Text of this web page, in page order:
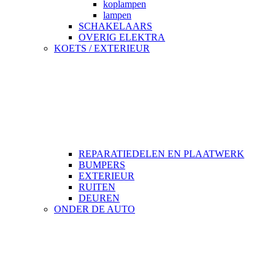
koplampen
lampen
SCHAKELAARS
OVERIG ELEKTRA
KOETS / EXTERIEUR
REPARATIEDELEN EN PLAATWERK
BUMPERS
EXTERIEUR
RUITEN
DEUREN
ONDER DE AUTO